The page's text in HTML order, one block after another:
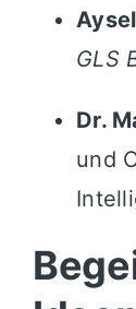
GLS
Dr.
und